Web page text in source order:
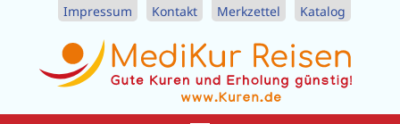
Impressum Kontakt Merkzettel Katalog